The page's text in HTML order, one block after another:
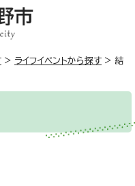
> ライフイベントから探す > 結